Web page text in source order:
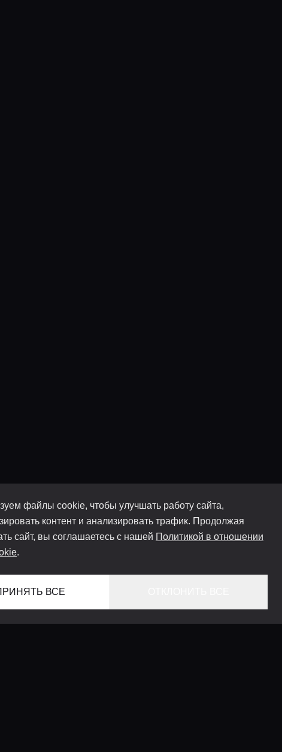
файлы cookie, чтобы улучшать работу сайта,
контент и анализировать трафик. Продолжая
сайт, вы соглашаетесь с нашей Политикой в отношении
.
ВСЕ